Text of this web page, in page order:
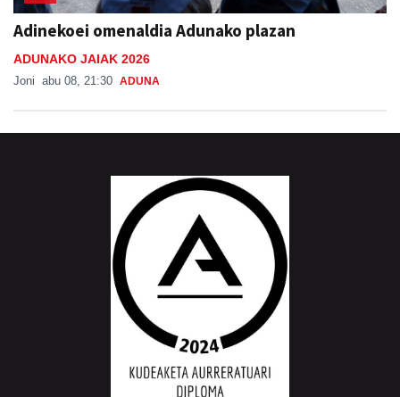
Adinekoei omenaldia Adunako plazan
ADUNAKO JAIAK 2026
Joni abu 08, 21:30 ADUNA